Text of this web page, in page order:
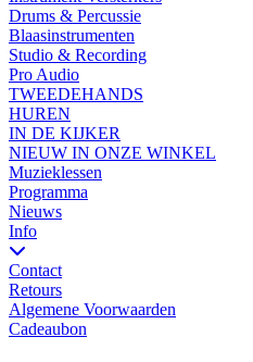
Drums & Percussie
Blaasinstrumenten
Studio & Recording
Pro Audio
TWEEDEHANDS
HUREN
IN DE KIJKER
NIEUW IN ONZE WINKEL
Muzieklessen
Programma
Nieuws
Info
Contact
Retours
Algemene Voorwaarden
Cadeaubon